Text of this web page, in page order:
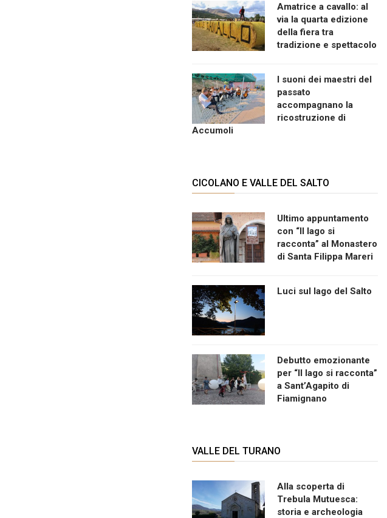
Amatrice a cavallo: al
via la quarta edizione
della fiera tra
tradizione e spettacolo
I suoni dei maestri del
passato
accompagnano la
ricostruzione di
Accumoli
CICOLANO E VALLE DEL SALTO
Ultimo appuntamento
con “Il lago si
racconta” al Monastero
di Santa Filippa Mareri
Luci sul lago del Salto
Debutto emozionante
per “Il lago si racconta”
a Sant’Agapito di
Fiamignano
VALLE DEL TURANO
Alla scoperta di
Trebula Mutuesca:
storia e archeologia